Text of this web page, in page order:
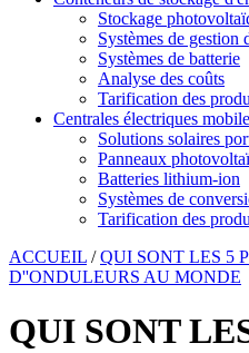
Stockage
Systèmes de gestion
Systèmes de batterie
Analyse des coûts
Tarification des
Centrales électriques
Solutions solaires
Panneaux
Batteries lithium-ion
Systèmes de
Tarification des
ACCUEIL /QUI SONT LES 5
D''ONDULEURS AU MONDE
QUI SONT